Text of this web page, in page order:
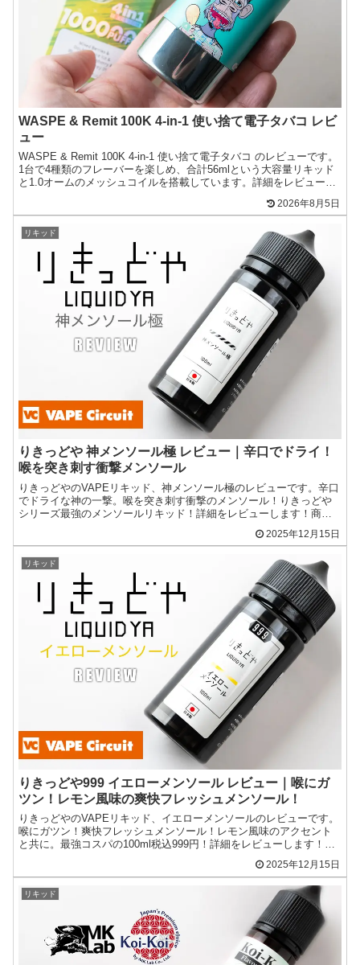
WASPE & Remit 100K 4-in-1 使い捨て電子タバコ レビ
ュー
WASPE & Remit 100K 4-in-1 使い捨て電子タバコ のレビューです。
1台で4種類のフレーバーを楽しめ、合計56mlという大容量リキッド
と1.0オームのメッシュコイルを搭載しています。詳細をレビューし
2026年8月5日
リキッド
りきっどや 神メンソール極 レビュー｜辛口でドライ！
喉を突き刺す衝撃メンソール
りきっどやのVAPEリキッド、神メンソール極のレビューです。辛口
でドライな神の一撃。喉を突き刺す衝撃のメンソール！りきっどや
シリーズ最強のメンソールリキッド！詳細をレビューします！商品
2025年12月15日
リキッド
りきっどや999 イエローメンソール レビュー｜喉にガ
ツン！レモン風味の爽快フレッシュメンソール！
りきっどやのVAPEリキッド、イエローメンソールのレビューです。
喉にガツン！爽快フレッシュメンソール！レモン風味のアクセント
と共に。最強コスパの100ml税込999円！詳細をレビューします！商
品提供：株式会社サロメりきっどや イエローメンソ...
2025年12月15日
リキッド